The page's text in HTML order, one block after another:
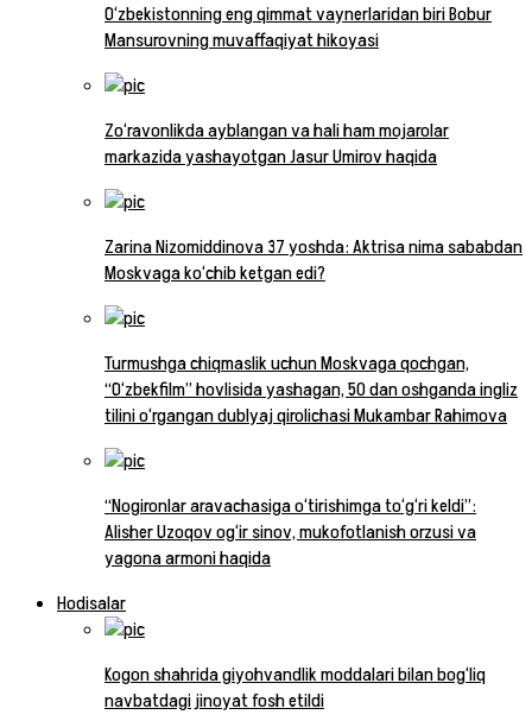
O‘zbekistonning eng qimmat vaynerlaridan biri Bobur
Mansurovning muvaffaqiyat hikoyasi
Zo‘ravonlikda ayblangan va hali ham mojarolar
markazida yashayotgan Jasur Umirov haqida
Zarina Nizomiddinova 37 yoshda: Aktrisa nima sababdan
Moskvaga ko‘chib ketgan edi?
Turmushga chiqmaslik uchun Moskvaga qochgan,
“O‘zbekfilm” hovlisida yashagan, 50 dan oshganda ingliz
tilini o‘rgangan dublyaj qirolichasi Mukambar Rahimova
“Nogironlar aravachasiga o‘tirishimga to‘g‘ri keldi”:
Alisher Uzoqov og‘ir sinov, mukofotlanish orzusi va
yagona armoni haqida
Hodisalar
Kogon shahrida giyohvandlik moddalari bilan bog‘liq
navbatdagi jinoyat fosh etildi